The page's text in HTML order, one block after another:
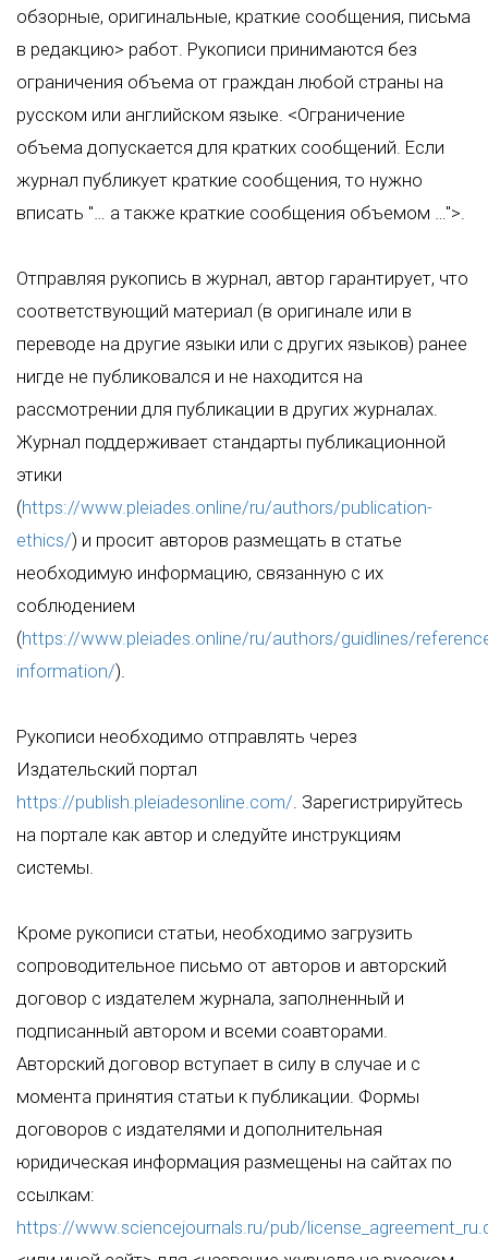
обзорные, оригинальные, краткие сообщения, письма
в редакцию> работ. Рукописи принимаются без
ограничения объема от граждан любой страны на
русском или английском языке. <Ограничение
объема допускается для кратких сообщений. Если
журнал публикует краткие сообщения, то нужно
вписать "… а также краткие сообщения объемом …">.
Отправляя рукопись в журнал, автор гарантирует, что
соответствующий материал (в оригинале или в
переводе на другие языки или с других языков) ранее
нигде не публиковался и не находится на
рассмотрении для публикации в других журналах.
Журнал поддерживает стандарты публикационной
этики
(https://www.pleiades.online/ru/authors/publication-
ethics/) и просит авторов размещать в статье
необходимую информацию, связанную с их
соблюдением
(https://www.pleiades.online/ru/authors/guidlines/
information/).
Рукописи необходимо отправлять через
Издательский портал
https://publish.pleiadesonline.com/. Зарегистрируйтесь
на портале как автор и следуйте инструкциям
системы.
Кроме рукописи статьи, необходимо загрузить
сопроводительное письмо от авторов и авторский
договор с издателем журнала, заполненный и
подписанный автором и всеми соавторами.
Авторский договор вступает в силу в случае и с
момента принятия статьи к публикации. Формы
договоров с издателями и дополнительная
юридическая информация размещены на сайтах по
ссылкам:
https://www.sciencejournals.ru/pub/